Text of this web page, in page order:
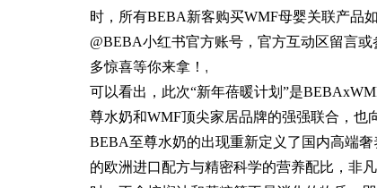
时，所有BEBA新客购买WMF母婴关联产品
@BEBA小红书官方账号，官方互动区留言
多惊喜等你来拿！ ,
可以看出，此次“新年蓓暖计划”是BEBAx
尊水奶和WMF顶尖家居品牌的强强联合，也
BEBA至尊水奶的出现重新定义了国内高端
的欧洲进口配方与精密科学的营养配比， 非